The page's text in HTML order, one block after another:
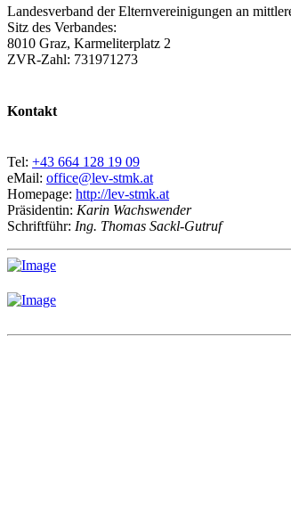
Landesverband der Elternvereinigungen an
Sitz des Verbandes:
8010 Graz, Karmeliterplatz 2
ZVR-Zahl: 731971273
Kontakt
Tel: +43 664 128 19 09
eMail: office@lev-stmk.at
Homepage: http://lev-stmk.at
Präsidentin: Karin Wachswender
Schriftführ: Ing. Thomas Sackl-Gutruf